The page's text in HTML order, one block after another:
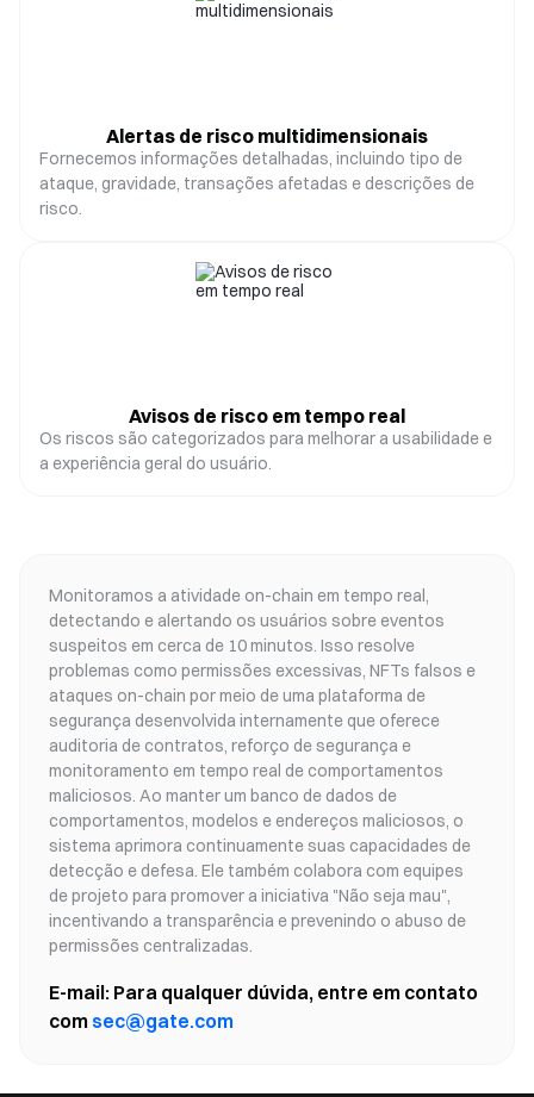
Alertas de risco multidimensionais
Fornecemos informações detalhadas, incluindo tipo de
ataque, gravidade, transações afetadas e descrições de
risco.
Avisos de risco em tempo real
Os riscos são categorizados para melhorar a usabilidade e
a experiência geral do usuário.
Monitoramos a atividade on-chain em tempo real,
detectando e alertando os usuários sobre eventos
suspeitos em cerca de 10 minutos. Isso resolve
problemas como permissões excessivas, NFTs falsos e
ataques on-chain por meio de uma plataforma de
segurança desenvolvida internamente que oferece
auditoria de contratos, reforço de segurança e
monitoramento em tempo real de comportamentos
maliciosos. Ao manter um banco de dados de
comportamentos, modelos e endereços maliciosos, o
sistema aprimora continuamente suas capacidades de
detecção e defesa. Ele também colabora com equipes
de projeto para promover a iniciativa "Não seja mau",
incentivando a transparência e prevenindo o abuso de
permissões centralizadas.
E-mail: Para qualquer dúvida, entre em contato
com sec@gate.com